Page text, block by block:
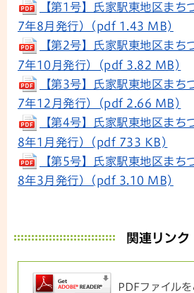
【第1号】氏家駅東地区まち
7年8月発行）(pdf 1.43 MB)
【第2号】氏家駅東地区まち
7年10月発行）(pdf 3.82 MB)
【第3号】氏家駅東地区まち
7年12月発行）(pdf 2.66 MB)
【第4号】氏家駅東地区まち
8年1月発行）(pdf 733 KB)
【第5号】氏家駅東地区まち
8年3月発行）(pdf 3.10 MB)
関連リンク
PDFファイル